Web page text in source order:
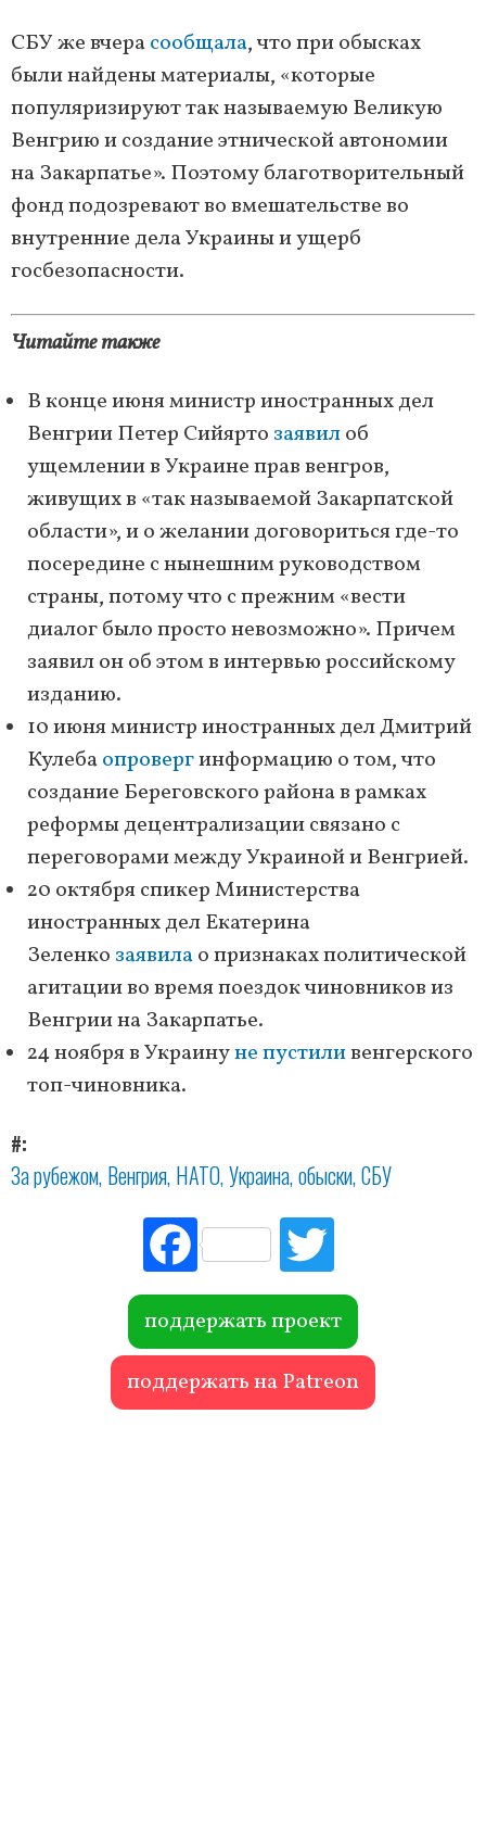
СБУ же вчерасообщала, что при обысках
были найдены материалы, «которые
популяризируют так называемую Великую
Венгрию и создание этнической автономии
на Закарпатье». Поэтому благотворительный
фонд подозревают во вмешательстве во
внутренние дела Украины и ущерб
госбезопасности.
Читайте также
В конце июня министр иностранных дел
Венгрии Петер Сийярто заявилоб
ущемлении в Украине прав венгров,
живущих в «так называемой Закарпатской
области», и о желании договориться где-то
посередине с нынешним руководством
страны, потому что с прежним «вести
диалог было просто невозможно». Причем
заявил он об этом в интервью российскому
изданию.
10 июня министр иностранных дел Дмитрий
Кулебаопровергинформацию о том, что
создание Береговского района в рамках
реформы децентрализации связано с
переговорами между Украиной и Венгрией.
20 октября спикер Министерства
иностранных дел Екатерина
Зеленко заявилао признаках политической
агитации во время поездок чиновников из
Венгрии на Закарпатье.
24 ноября в Украинуне пустиливенгерского
топ-чиновника.
#
За рубежом Венгрия НАТО Украина обыски СБУ
Fac
ebo
ok r
поддержать проект
поддержать на Patreon